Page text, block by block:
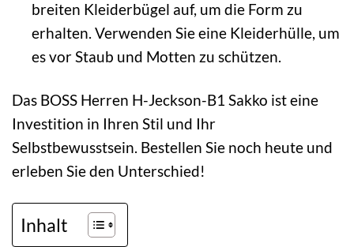
breiten Kleiderbügel auf, um die Form zu
erhalten. Verwenden Sie eine Kleiderhülle, um
es vor Staub und Motten zu schützen.
Das BOSS Herren H-Jeckson-B1 Sakko ist eine
Investition in Ihren Stil und Ihr
Selbstbewusstsein. Bestellen Sie noch heute und
erleben Sie den Unterschied!
Inhalt